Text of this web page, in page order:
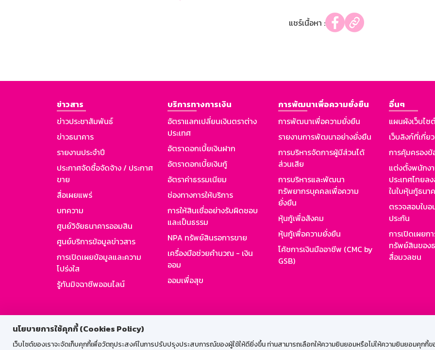
นโยบายการใช้คุกกี้ (Cookies Policy)
เว็บไซต์ของเราจะจัดเก็บคุกกี้เพื่อวัตถุประสงค์ในการปรับปรุงประสบการณ์ของผู้ใช้ให้ดียิ่งขึ้น ท่านสามารถเลือกให้ความยินยอมหรือไม่ให้ความยินยอมคุกกี้ข
แชร์เนื้อหา :
ข่าวสาร
ข่าวประชาสัมพันธ์
ข่าวธนาคาร
รายงานประจำปี
ประกาศจัดซื้อจัดจ้าง / ประกาศ
ขาย
สื่อเผยแพร่
บทความ
ศูนย์วิจัยธนาคารออมสิน
ศูนย์บริการข้อมูลข่าวสาร
การเปิดเผยข้อมูลและความ
โปร่งใส
รู้ทันมิจฉาชีพออนไลน์
บริการทางการเงิน
อัตราแลกเปลี่ยนเงินตราต่าง
ประเทศ
อัตราดอกเบี้ยเงินฝาก
อัตราดอกเบี้ยเงินกู้
อัตราค่าธรรมเนียม
ช่องทางการให้บริการ
การให้สินเชื่ออย่างรับผิดชอบ
และเป็นธรรม
NPA ทรัพย์สินรอการขาย
เครื่องมือช่วยคำนวณ - เงิน
ออม
ออมเพื่อสุข
การพัฒนาเพื่อความยั่งยืน
การพัฒนาเพื่อความยั่งยืน
รายงานการพัฒนาอย่างยั่งยืน
การบริหารจัดการผู้มีส่วนได้
ส่วนเสีย
การบริหารและพัฒนา
ทรัพยากรบุคคลเพื่อความ
ยั่งยืน
หุ้นกู้เพื่อสังคม
หุ้นกู้เพื่อความยั่งยืน
โค้ชการเงินมืออาชีพ (CMC by
GSB)
อื่นๆ
แผนผังเว็บไซ
เว็บลิงก์ที่เกี่ย
การคุ้มครอง
แต่งตั้งพนักง
ประเทศไทยล
ในใบหุ้นกู้ธนา
ตรวจสอบใบ
ประกัน
การเปิดเผยก
ทรัพย์สินของ
สื่อมวลชน